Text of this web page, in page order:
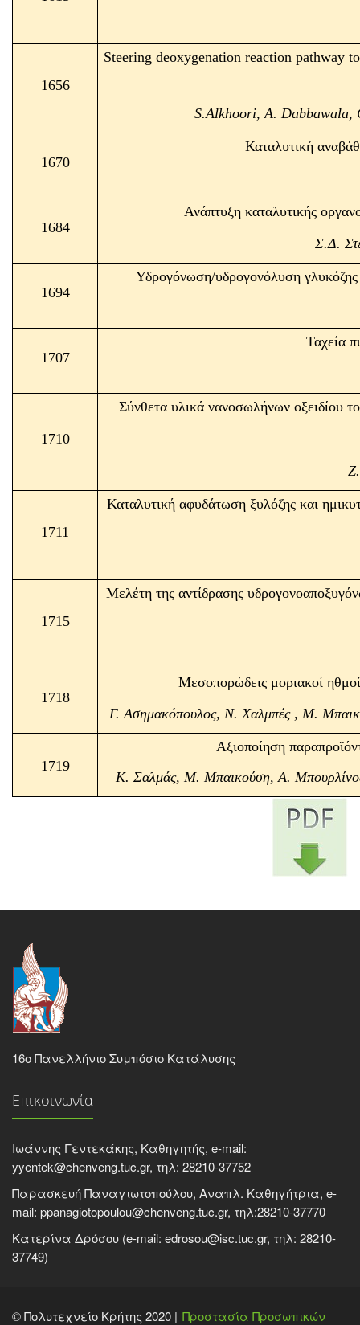
1656
Steering deoxygenation reaction pathway
S.Alkhoori, A. Dabbawala,
1670
Καταλυτική
1684
Ανάπτυξη καταλυτικής
Σ.Δ.
1694
Υδρογόνωση/υδρογονόλυση
1707
Ταχεία
1710
Σύνθετα υλικά νανοσωλήνων οξειδίου
1711
Καταλυτική αφυδάτωση ξυλόζης και
1715
Μελέτη της αντίδρασης
1718
Μεσοπορώδεις μοριακοί
Γ. Ασημακόπουλος, Ν. Χαλμπές , Μ.
1719
Αξιοποίηση
Κ. Σαλμάς, Μ. Μπαικούση, Α.
16ο Πανελλήνιο Συμπόσιο Κατάλυσης
Επικοινωνία
Ιωάννης Γεντεκάκης, Καθηγητής, e-mail:
yyentek@chenveng.tuc.gr, τηλ: 28210-37752
Παρασκευή Παναγιωτοπούλου, Αναπλ. Καθηγήτρια, e-
mail: ppanagiotopoulou@chenveng.tuc.gr, τηλ:28210-37770
Κατερίνα Δρόσου (e-mail: edrosou@isc.tuc.gr, τηλ: 28210-
37749)
© Πολυτεχνείο Κρήτης 2020 | Προστασία Προσωπικών